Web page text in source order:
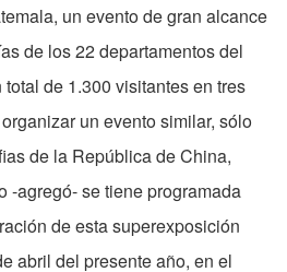
un evento de gran alcance
de los 22 departamentos del
de 1.300 visitantes en tres
un evento similar, sólo
de la República de China,
-agregó- se tiene programada
de esta superexposición
abril del presente año, en el